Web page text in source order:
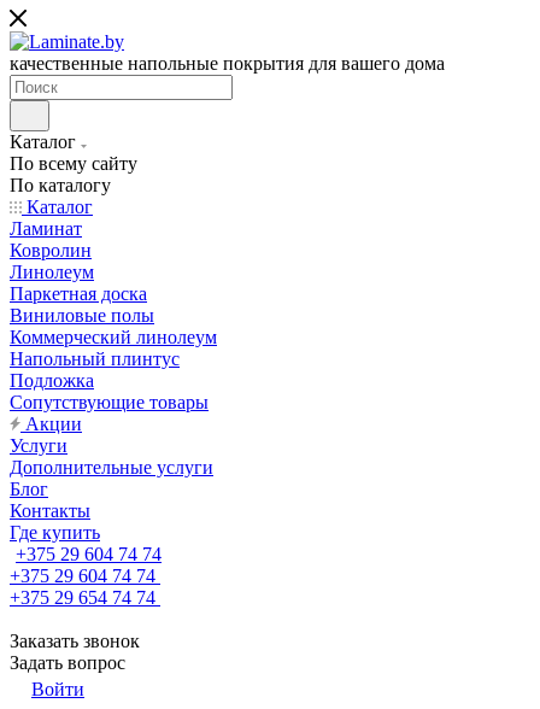
качественные напольные покрытия для вашего дома
Каталог
По всему сайту
По каталогу
Каталог
Ламинат
Ковролин
Линолеум
Паркетная доска
Виниловые полы
Коммерческий линолеум
Напольный плинтус
Подложка
Сопутствующие товары
Акции
Услуги
Дополнительные услуги
Блог
Контакты
Где купить
+375 29 604 74 74
+375 29 604 74 74
+375 29 654 74 74
Заказать звонок
Задать вопрос
Войти